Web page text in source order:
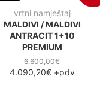
vrtni namještaj
MALDIVI / MALDIVI
ANTRACIT 1+10
PREMIUM
6.600,00€
4.090,20€+pdv